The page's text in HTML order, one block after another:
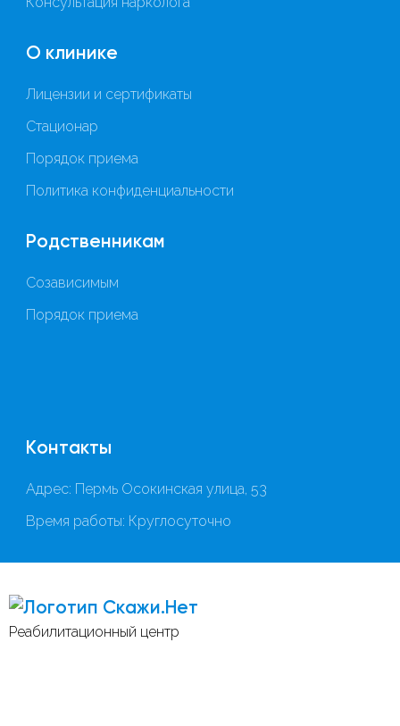
Скажи.Нет
Реабилитационный центр
О клинике
Лицензии и сертификаты
Стационар
Порядок приема
Политика конфиденциальности
Родственникам
Созависимым
Порядок приема
Контакты
Адрес: Пермь Осокинская улица, 53
Время работы: Круглосуточно